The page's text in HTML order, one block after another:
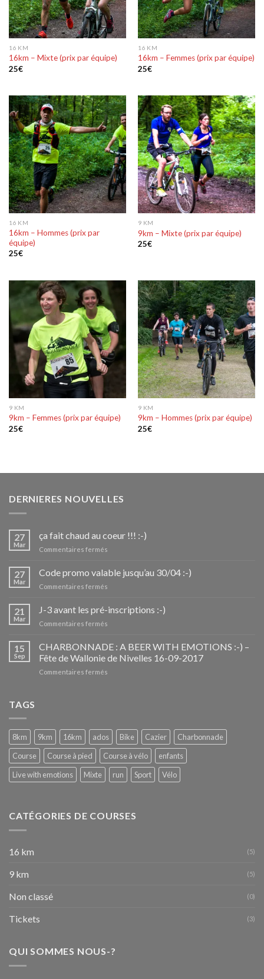
16 KM
16km – Mixte (prix par équipe)
25€
16 KM
16km – Femmes (prix par équipe)
25€
16 KM
16km – Hommes (prix par
équipe)
25€
9 KM
9km – Mixte (prix par équipe)
25€
9 KM
9km – Femmes (prix par équipe)
25€
9 KM
9km – Hommes (prix par équipe)
25€
DERNIERES NOUVELLES
27
Mar
ça fait chaud au coeur !!! :-)
Commentaires fermés
fait
chaud
!!!
27
Mar
Code promo valable jusqu’au 30/04 :-)
Commentaires fermés
promo
valable
:-)
21
Mar
J-3 avant les pré-inscriptions :-)
Commentaires fermés
3
avant
les
15
Sep
CHARBONNADE : A BEER WITH EMOTIONS :-) –
Fête de Wallonie de Nivelles 16-09-2017
Commentaires fermés
EMOTIONS
:-)
–
Fête
Wallonie
16-
09-
TAGS
8km 9km 16km ados Bike Cazier
Charbonnade
Course
Course à pied Course à vélo
enfants
Live with emotions
Mixte run Sport Vélo
CATÉGORIES DE COURSES
16 km (5)
9 km (5)
Non classé (0)
Tickets (3)
QUI SOMMES NOUS-?